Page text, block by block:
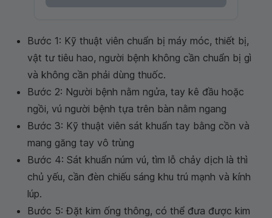
Bước 1: Kỹ thuật viên chuẩn bị máy móc, thiết bị,
vật tư tiêu hao, người bệnh không cần chuẩn bị gì
và không cần phải dùng thuốc.
Bước 2: Người bệnh nằm ngửa, tay kê đầu hoặc
ngồi, vú người bệnh tựa trên bàn nằm ngang
Bước 3: Kỹ thuật viên sát khuẩn tay bằng cồn và
mang găng tay vô trùng
Bước 4: Sát khuẩn núm vú, tìm lỗ chảy dịch là thì
chủ yếu, cần đèn chiếu sáng khu trú mạnh và kính
lúp.
Bước 5: Đặt kim ống thông, có thể đưa được kim